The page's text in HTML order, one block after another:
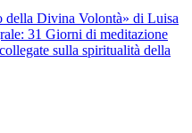
della Divina Volontà» di Luisa
31 Giorni di meditazione
sulla spiritualità della